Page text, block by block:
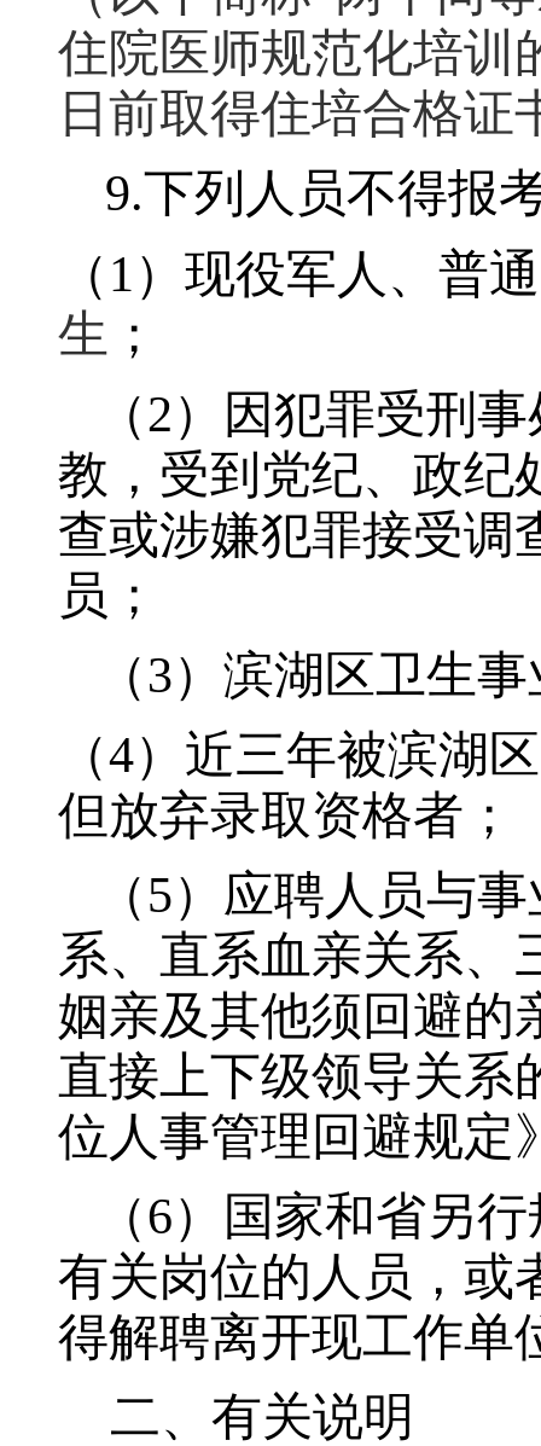
住院医师规范化培训
日前取得住培合格证
9.下列人员不得报
（1） 现役军人、普
生 ；
（2）
因犯罪受刑
教，受到党纪、政纪
查或涉嫌犯罪接受调
员；
（3） 滨湖区卫生
（4） 近三年被滨湖
但放弃录取资格者；
（5） 应聘人员与
系、直系血亲关系、
姻亲及其他须回避的
直接上下级领导关系
位人事管理回避规定
（6）
国家和省另
有关岗位的人员，或
得解聘离开现工作单
二、有关说明